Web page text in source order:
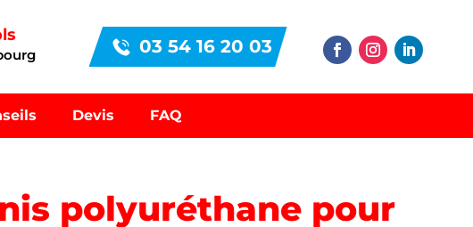
03 54 16 20 03
Devis FAQ
polyuréthane pour